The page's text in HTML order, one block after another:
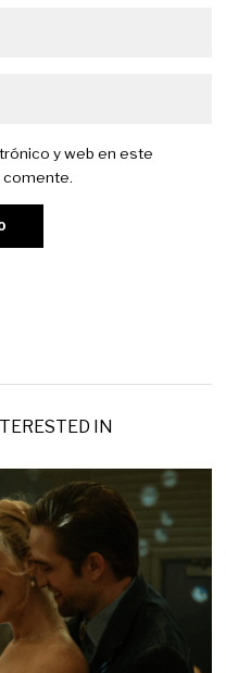
y web en este
comente.
IN